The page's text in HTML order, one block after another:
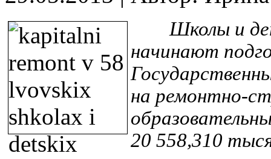
Школы и
начинают
на ремонтно-
20 558,310